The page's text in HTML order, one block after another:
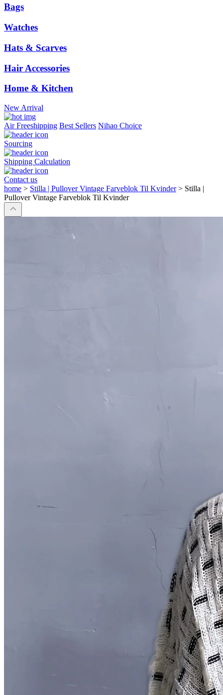
Bags
Watches
Hats & Scarves
Hair Accessories
Home & Kitchen
New Arrival
Air Freeshipping Best Sellers Nihao Choice
Sourcing
Shipping Calculation
Contact us
home > Stilla | Pullover Vintage Farveblok Til Kvinder > Stilla |
Pullover Vintage Farveblok Til Kvinder